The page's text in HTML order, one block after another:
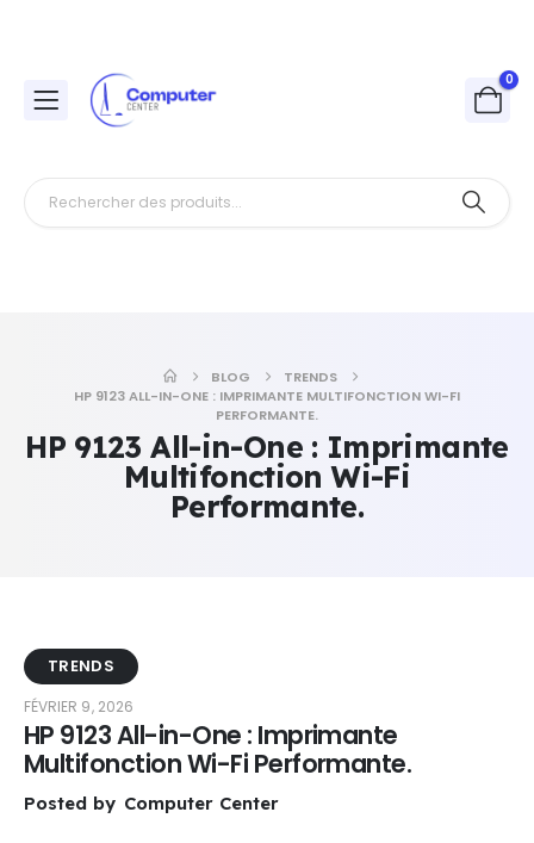
0
BLOG
TRENDS
HP 9123 ALL-IN-ONE : IMPRIMANTE MULTIFONCTION WI-FI
PERFORMANTE.
HP 9123 All-in-One : Imprimante
Multifonction Wi-Fi
Performante.
TRENDS
FÉVRIER 9, 2026
HP 9123 All-in-One : Imprimante
Multifonction Wi-Fi Performante.
Posted by Computer Center